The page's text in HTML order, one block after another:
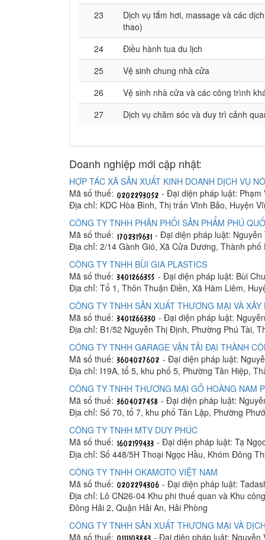
23
Dịch vụ tắm hơi, massage và các
thao)
24 Điều hành tua du lịch
25
Vệ sinh chung nhà cửa
26
Vệ sinh nhà cửa và các công trình
27
Dịch vụ chăm sóc và duy trì cảnh
Doanh nghiệp mới cập nhật:
HỢP TÁC XÃ SẢN XUẤT KINH DOANH DỊCH VỤ
Mã số thuế:
- Đại diện pháp luật: Phạm
Địa chỉ: KDC Hòa Bình, Thị trấn Vĩnh Bảo, Huyện
CÔNG TY TNHH PHÂN PHỐI SẢN PHẨM PHÚ
Mã số thuế:
- Đại diện pháp luật: Nguyễn
Địa chỉ: 2/14 Gành Gió, Xã Cửa Dương, Thành phố
CÔNG TY TNHH BÙI GIA PLASTICS
Mã số thuế:
- Đại diện pháp luật: Bùi
Địa chỉ: Tổ 1, Thôn Thuận Điền, Xã Hàm Liêm,
CÔNG TY TNHH SẢN XUẤT THƯƠNG MẠI VÀ
Mã số thuế:
- Đại diện pháp luật:
Địa chỉ: B1/52 Nguyễn Thị Định, Phường Phú Tài,
CÔNG TY TNHH GARAGE VẬN TẢI ĐẠI THÀNH
Mã số thuế:
- Đại diện pháp luật:
Địa chỉ: I19A, tổ 5, khu phố 5, Phường Tân Hiệp,
CÔNG TY TNHH THƯƠNG MẠI GỖ HOÀNG NAM
Mã số thuế:
- Đại diện pháp luật:
Địa chỉ: Số 70, tổ 7, khu phố Tân Lập, Phường
CÔNG TY TNHH MTV DUY PHÚC
Mã số thuế:
- Đại diện pháp luật: Tạ
Địa chỉ: Số 448/5H Thoại Ngọc Hầu, Khóm Đông
CÔNG TY TNHH OKAMOTO VIỆT NAM
Mã số thuế:
- Đại diện pháp luật:
Địa chỉ: Lô CN26-04 Khu phi thuế quan và Khu
Đông Hải 2, Quận Hải An, Hải Phòng
CÔNG TY TNHH SẢN XUẤT THƯƠNG MẠI VÀ
Mã số thuế:
- Đại diện pháp luật: Nguyễn